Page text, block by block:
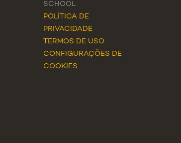
SCHOOL
POLÍTICA DE
PRIVACIDADE
TERMOS DE USO
CONFIGURAÇÕES DE
COOKIES